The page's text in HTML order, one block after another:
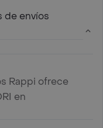
de envíos
Rappi ofrece
en